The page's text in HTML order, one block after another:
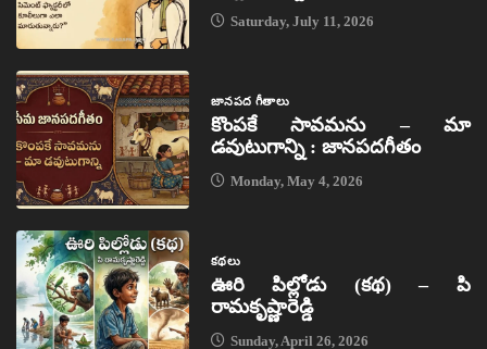
Saturday, July 11, 2026
జానపద గీతాలు
కొంపకే సావమను – మా
డవుటుగాన్ని : జానపదగీతం
Monday, May 4, 2026
కథలు
ఊరి పిల్లోడు (కథ) – పి
రామకృష్ణారెడ్డి
Sunday, April 26, 2026